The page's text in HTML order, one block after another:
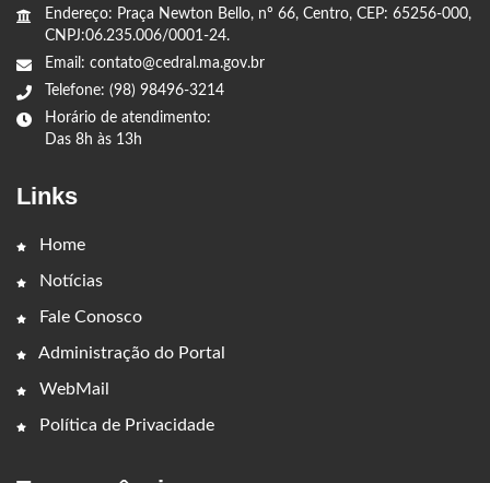
Endereço: Praça Newton Bello, nº 66, Centro, CEP: 65256-000,
CNPJ:06.235.006/0001-24.
Email: contato@cedral.ma.gov.br
Telefone: (98) 98496-3214
Horário de atendimento:
Das 8h às 13h
Links
Home
Notícias
Fale Conosco
Administração do Portal
WebMail
Política de Privacidade